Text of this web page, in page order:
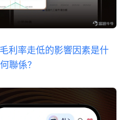
利率走低的影響因素是什
聯係？